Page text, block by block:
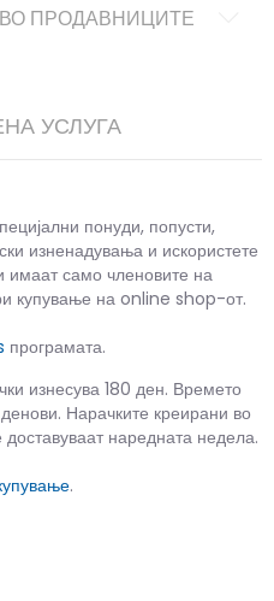
ПРОДАВНИЦИТЕ
УСЛУГА
понуди, попусти,
изненадувања и искористете
имаат само членовите на
купување на online shop-от.
програмата.
изнесува 180 ден. Времето
Нарачките креирани во
доставуваат наредната недела.
.